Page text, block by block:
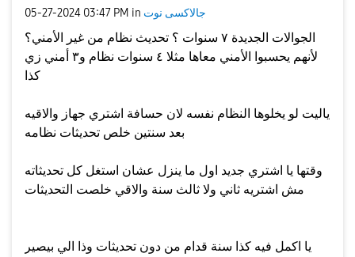
‎05-27-2024 03:47 PM in جالاكسى نوت
الجوالات الجديدة ٧ سنوات ؟ تحديث نظام من غير الأمني؟
لأنهم يحسبوا الأمني معاها مثلا ٤ سنوات نظام و٣ أمني زي
كذا
ياليت لو يخلوها النظام نفسه لان حسافة اشتري جهاز والاقيه
بعد سنتين خلص تحديثات نظامه
وقتها يا اشتري جديد اول ما ينزل عشان استغل كل تحديثاته
مش اشتريه ثاني ولا ثالث سنة والاقي خلصت التحديثات
يا اكمل فيه كذا سنة قدام من دون تحديثات وذا الي بيصير